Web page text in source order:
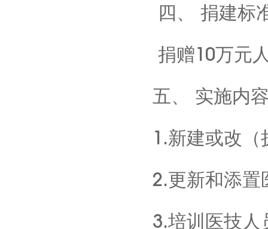
四、 捐建标
捐赠10万元人
五、 实施内
1.新建或改（
2.更新和添置
3.培训医技人